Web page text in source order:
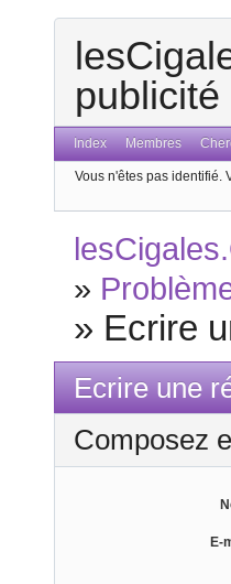
publicité
Index Membres
Vous n'êtes pas identifié.
»
» Ecrire
Ecrire une
Composez
E-